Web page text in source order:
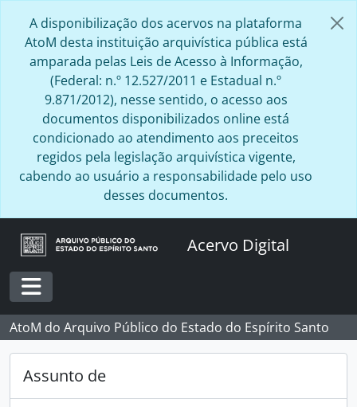
A disponibilização dos acervos na plataforma
AtoM desta instituição arquivística pública está
amparada pelas Leis de Acesso à Informação,
(Federal: n.º 12.527/2011 e Estadual n.º
9.871/2012), nesse sentido, o acesso aos
documentos disponibilizados online está
condicionado ao atendimento aos preceitos
regidos pela legislação arquivística vigente,
cabendo ao usuário a responsabilidade pelo uso
desses documentos.
Acervo Digital
Toggle navigation
AtoM do Arquivo Público do Estado do Espírito Santo
Assunto de